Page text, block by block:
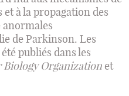
à la propagation des
de Parkinson. Les
publiés dans les
Organization et